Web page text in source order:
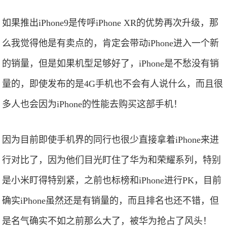
如果推出iPhone9是传呼iPhone XR的优势再次升级，那
么我觉得他是有卖点的，肯定会带动iPhone进入一个新
的销量，但是如果机型足够好了，iPhone是不愁没有销
量的，即使发布的是4G手机也不会有人说什么，而且很
多人也会因为iPhone的性能去购买这部手机！
因为目前即使手机界的同行也很少直接拿着iPhone来进
行对比了，因为他们目光盯住了华为和荣耀系列，特别
是小米盯得特别紧，之前也标榜和iPhone进行PK，目前
确实iPhone虽然还是有销量的，而且排名也还不错，但
是名气确实不如之前那么大了，被华为抢占了风头！